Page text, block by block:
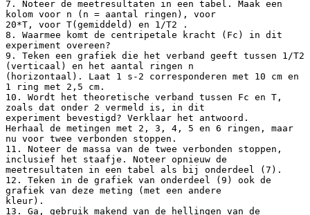
7. Noteer de meetresultaten in een tabel. Maak een
kolom voor n (n = aantal ringen), voor
20*T, voor T(gemiddeld) en 1/T2 .
8. Waarmee komt de centripetale kracht (Fc) in dit
experiment overeen?
9. Teken een grafiek die het verband geeft tussen 1/T2
(verticaal) en het aantal ringen n
(horizontaal). Laat 1 s-2 corresponderen met 10 cm en
1 ring met 2,5 cm.
10. Wordt het theoretische verband tussen Fc en T,
zoals dat onder 2 vermeld is, in dit
experiment bevestigd? Verklaar het antwoord.
Herhaal de metingen met 2, 3, 4, 5 en 6 ringen, maar
nu voor twee verbonden stoppen.
11. Noteer de massa van de twee verbonden stoppen,
inclusief het staafje. Noteer opnieuw de
meetresultaten in een tabel als bij onderdeel (7).
12. Teken in de grafiek van onderdeel (9) ook de
grafiek van deze meting (met een andere
kleur).
13. Ga, gebruik makend van de hellingen van de